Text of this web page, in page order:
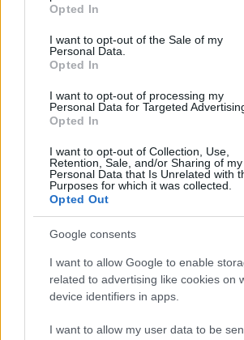
use your data for below specified
consent section.
Opted In
I want to opt-out of the Sale of my
Personal Data.
Opted In
I want to opt-out of processing my
Personal Data for Targeted
Opted In
I want to opt-out of Collection, Use,
Retention, Sale, and/or Sharing of my
Personal Data that Is Unrelated with
Purposes for which it was collected.
Opted Out
Google consents
I want to allow Google to enable
related to advertising like cookies on
device identifiers in apps.
I want to allow my user data to be
Azonosítatlan drón robbant fel a
Balkán gázvezeték közelében
HÍREK 9 órája
Vízhiány mellett erdőtűz
tavat: kétszáz embert
HÍREK 9 órája